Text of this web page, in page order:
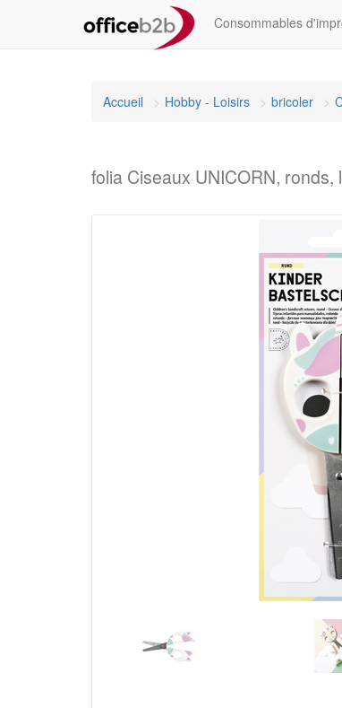
Consommables
Accueil Hobby - Loisirs bricoler
folia Ciseaux UNICORN,